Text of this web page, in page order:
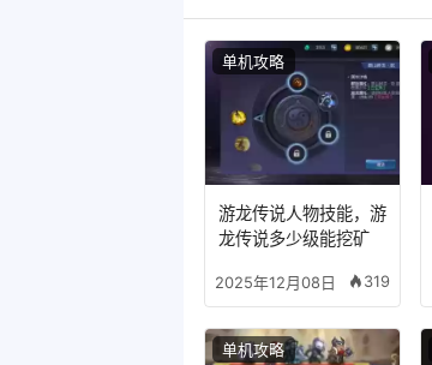
游龙传说人物技能，游
龙传说多少级能挖矿
2025年12月08日 319
单机攻略
单机攻略